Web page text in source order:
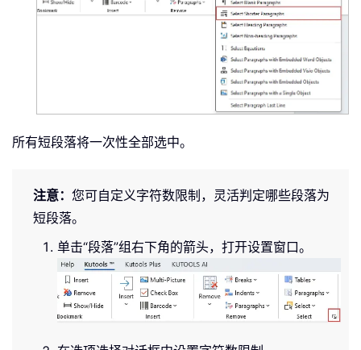
所有短段落将一次性全部选中。
注意： 您可自定义字符数限制，灵活判定哪些段落为
短段落。
单击“段落”组右下角的箭头，打开设置窗口。